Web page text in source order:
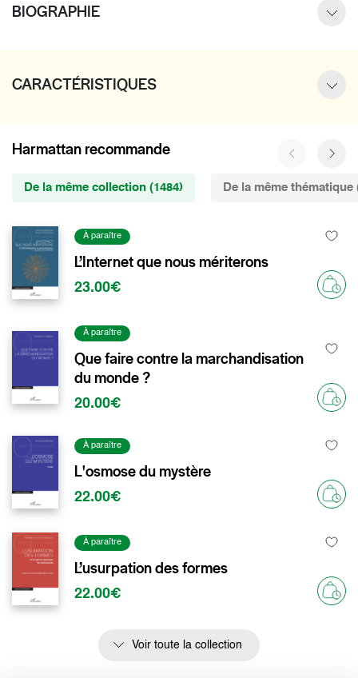
BIOGRAPHIE
CARACTÉRISTIQUES
Harmattan recommande
De la même collection (1484) De la même thématique
À paraître
L’Internet que nous mériterons
23.00€
À paraître
Que faire contre la marchandisation
du monde ?
20.00€
À paraître
L'osmose du mystère
22.00€
À paraître
L’usurpation des formes
22.00€
Voir toute la collection